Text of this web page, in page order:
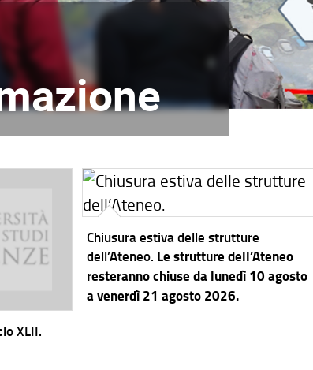
XLII.
Chiusura estiva delle strutture
dell’Ateneo. Le strutture dell’Ateneo
resteranno chiuse da lunedì 10 agosto
a venerdì 21 agosto 2026.